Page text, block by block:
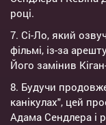
році.
7. Сі-Ло, який
фільмі, із-за
Його замінив
8. Будучи
канікулах", цей
Адама Сендлера і